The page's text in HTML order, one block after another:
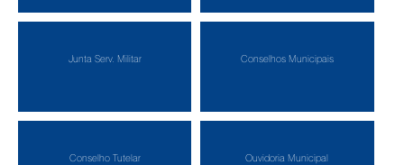
Junta Serv. Militar Conselhos Municipais
Conselho Tutelar Ouvidoria Municipal